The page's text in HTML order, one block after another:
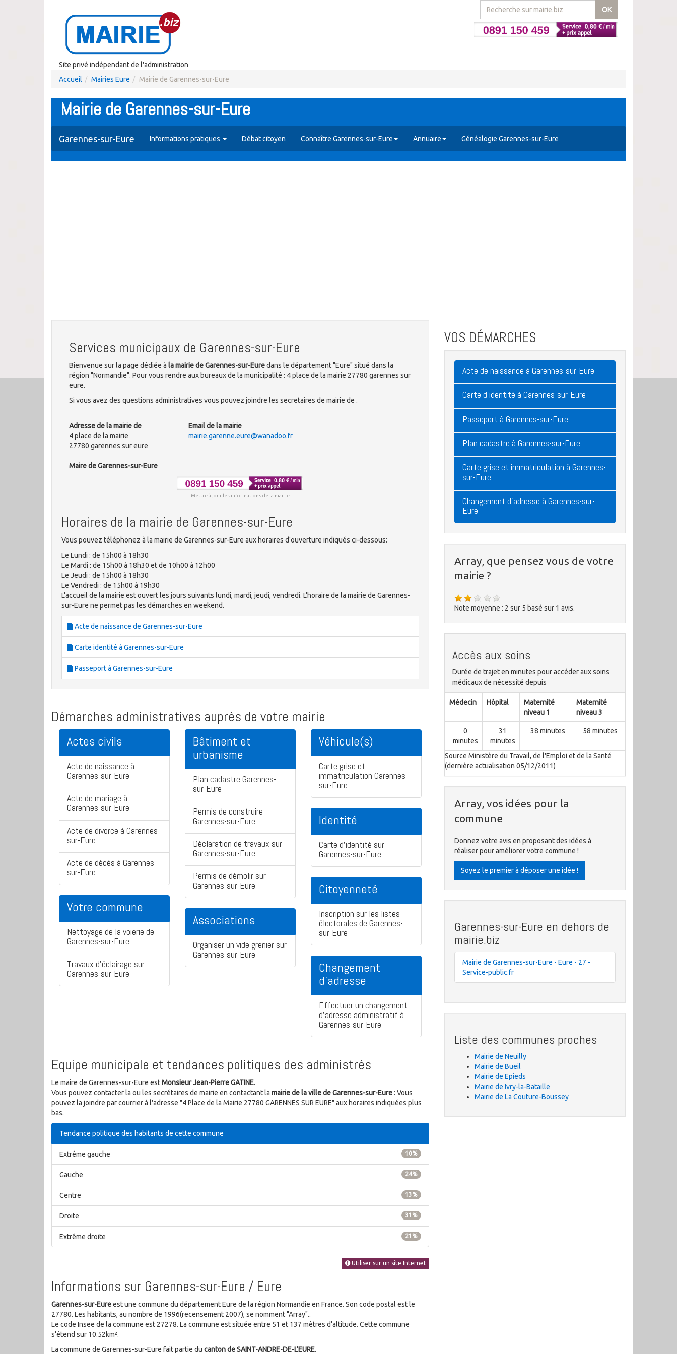
OK
Site privé indépendant de l'administration
Accueil
Mairies Eure Mairie de Garennes-sur-Eure
Mairie de Garennes-sur-Eure
Garennes-sur-Eure Informations pratiques Débat citoyen Connaître Garennes-sur-Eure Annuaire Généalogie Garennes-sur-Eure
Services municipaux de Garennes-sur-Eure
Bienvenue sur la page dédiée à la mairie de Garennes-sur-Euredans le département "Eure" situé dans la
région "Normandie". Pour vous rendre aux bureaux de la municipalité : 4 place de la mairie 27780 garennes sur
eure.
Si vous avez des questions administratives vous pouvez joindre les secretaires de mairie de .
Adresse de la mairie de
4 place de la mairie
27780 garennes sur eure
Maire de Garennes-sur-Eure
Email de la mairie
mairie.garenne.eure@wanadoo.fr
Mettre à jour les informations de la mairie
Horaires de la mairie de Garennes-sur-Eure
Vous pouvez téléphonez à la mairie de Garennes-sur-Eure aux horaires d'ouverture indiqués ci-dessous:
Le Lundi : de 15h00 à 18h30
Le Mardi : de 15h00 à 18h30 et de 10h00 à 12h00
Le Jeudi : de 15h00 à 18h30
Le Vendredi : de 15h00 à 19h30
L'accueil de la mairie est ouvert les jours suivants lundi, mardi, jeudi, vendredi. L'horaire de la mairie de Garennes-
sur-Eure ne permet pas les démarches en weekend.
Acte de naissance de Garennes-sur-Eure
Carte identité à Garennes-sur-Eure
Passeport à Garennes-sur-Eure
Démarches administratives auprès de votre mairie
Actes civils
Acte de naissance à
Garennes-sur-Eure
Acte de mariage à
Garennes-sur-Eure
Acte de divorce à Garennes-
sur-Eure
Acte de décès à Garennes-
sur-Eure
Votre commune
Nettoyage de la voierie de
Garennes-sur-Eure
Travaux d'éclairage sur
Garennes-sur-Eure
Bâtiment et
urbanisme
Plan cadastre Garennes-
sur-Eure
Permis de construire
Garennes-sur-Eure
Déclaration de travaux sur
Garennes-sur-Eure
Permis de démolir sur
Garennes-sur-Eure
Associations
Organiser un vide grenier sur
Garennes-sur-Eure
Véhicule(s)
Carte grise et
immatriculation Garennes-
sur-Eure
Identité
Carte d'identité sur
Garennes-sur-Eure
Citoyenneté
Inscription sur les listes
électorales de Garennes-
sur-Eure
Changement
d'adresse
Effectuer un changement
d'adresse administratif à
Garennes-sur-Eure
Equipe municipale et tendances politiques des administrés
Le maire de Garennes-sur-Eure estMonsieur Jean-Pierre GATINE.
Vous pouvez contacter la ou les secrétaires de mairie en contactant la mairie de la ville de Garennes-sur-Eure: Vous
pouvez la joindre par courrier à l'adresse "4 Place de la Mairie 27780 GARENNES SUR EURE" aux horaires indiquées plus
bas.
Tendance politique des habitants de cette commune
10%
Extrême gauche
24%
Gauche
13%
Centre
31%
Droite
21%
Extrême droite
Utiliser sur un site Internet
Informations sur Garennes-sur-Eure / Eure
Garennes-sur-Eureest une commune du département Eure de la région Normandie en France. Son code postal est le
27780. Les habitants, au nombre de 1996(recensement 2007), se nomment "Array"..
Le code Insee de la commune est 27278. La commune est située entre 51 et 137 mètres d'altitude. Cette commune
s'étend sur 10.52km².
La commune de Garennes-sur-Eure fait partie du canton de SAINT-ANDRE-DE-L'EURE.
VOS DÉMARCHES
Acte de naissance à Garennes-sur-Eure
Carte d'identité à Garennes-sur-Eure
Passeport à Garennes-sur-Eure
Plan cadastre à Garennes-sur-Eure
Carte grise et immatriculation à Garennes-
sur-Eure
Changement d'adresse à Garennes-sur-
Eure
Array, que pensez vous de votre
mairie ?
Note moyenne : 2 sur 5 basé sur 1 avis.
Accès aux soins
Durée de trajet en minutes pour accéder aux soins
médicaux de nécessité depuis
Médecin Hôpital
Maternité
niveau 1
Maternité
niveau 3
0
minutes
31
minutes
38 minutes 58 minutes
Source Ministère du Travail, de l'Emploi et de la Santé
(dernière actualisation 05/12/2011)
Array, vos idées pour la
commune
Donnez votre avis en proposant des idées à
réaliser pour améliorer votre commune !
Soyez le premier à déposer une idée !
Garennes-sur-Eure en dehors de
mairie.biz
Mairie de Garennes-sur-Eure - Eure - 27 -
Service-public.fr
Liste des communes proches
Mairie de Neuilly
Mairie de Bueil
Mairie de Epieds
Mairie de Ivry-la-Bataille
Mairie de La Couture-Boussey